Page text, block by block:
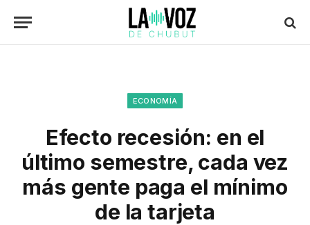
ECONOMÍA
Efecto recesión: en el
último semestre, cada vez
más gente paga el mínimo
de la tarjeta